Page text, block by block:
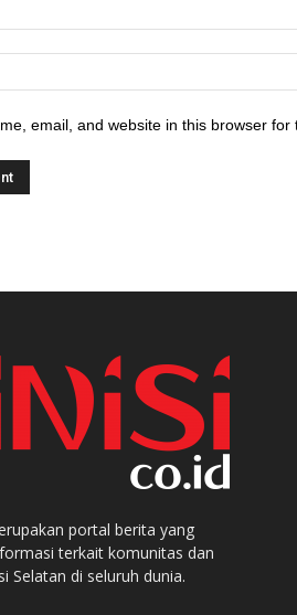
email, and website in this browser for
portal berita yang
terkait komunitas dan
Selatan di seluruh dunia.